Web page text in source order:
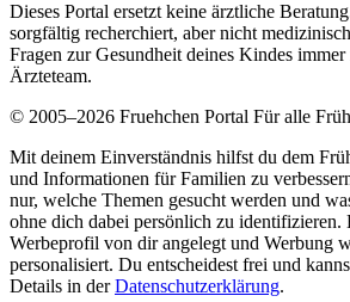
Dieses Portal ersetzt keine ärztliche
sorgfältig recherchiert, aber nicht
Fragen zur Gesundheit deines Kindes
Ärzteteam.
© 2005–2026 Fruehchen Portal Für alle
Mit deinem Einverständnis hilfst du dem
und Informationen für Familien zu
nur, welche Themen gesucht werden und
ohne dich dabei persönlich zu identifizieren.
Werbeprofil von dir angelegt und Werbung
personalisiert. Du entscheidest frei und
Details in derDatenschutzerklärung.